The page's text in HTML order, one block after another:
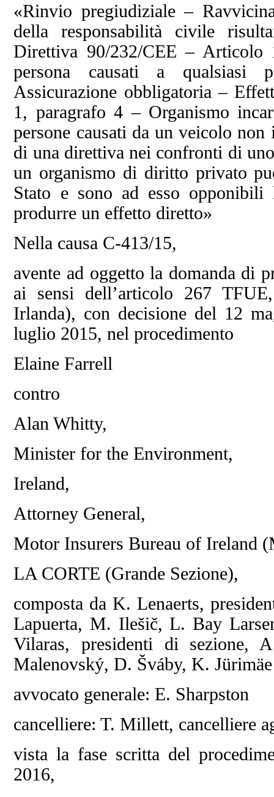
«Rinvio pregiudiziale –
della responsabilità civile
Direttiva 90/232/CEE –
persona causati a qualsiasi
Assicurazione obbligatoria –
1, paragrafo 4 – Organismo
persone causati da un veicolo
di una direttiva nei confronti di
un organismo di diritto privato
Stato e sono ad esso
produrre un effetto diretto»
Nella causa C‑413/15,
avente ad oggetto la domanda di
ai sensi dell’articolo 267
Irlanda), con decisione del 12
luglio 2015, nel procedimento
Elaine Farrell
contro
Alan Whitty,
Minister for the Environment,
Ireland,
Attorney General,
Motor Insurers Bureau of Ireland
LA CORTE (Grande Sezione),
composta da K. Lenaerts,
Lapuerta, M. Ilešič, L. Bay
Vilaras, presidenti di sezione,
Malenovský, D. Šváby, K.
avvocato generale: E. Sharpston
cancelliere: T. Millett, cancelliere
vista la fase scritta del
2016,